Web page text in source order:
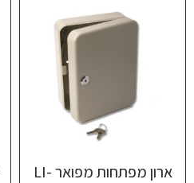
ארון מפתחות מפואר ‎LI-